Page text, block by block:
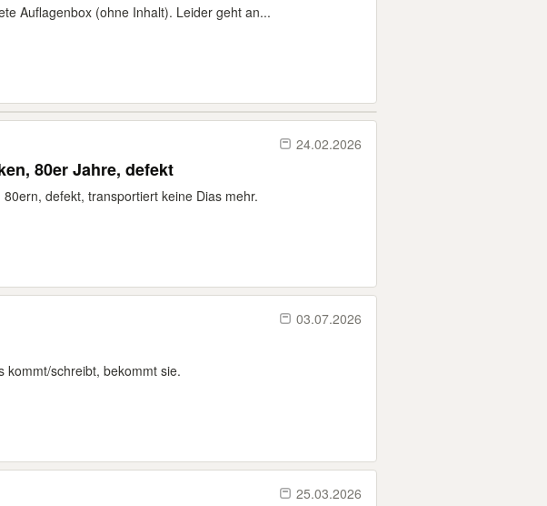
Auflagenbox (ohne Inhalt). Leider geht an...
24.02.2026
80er Jahre, defekt
defekt, transportiert keine Dias mehr.
03.07.2026
kommt/schreibt, bekommt sie.
25.03.2026